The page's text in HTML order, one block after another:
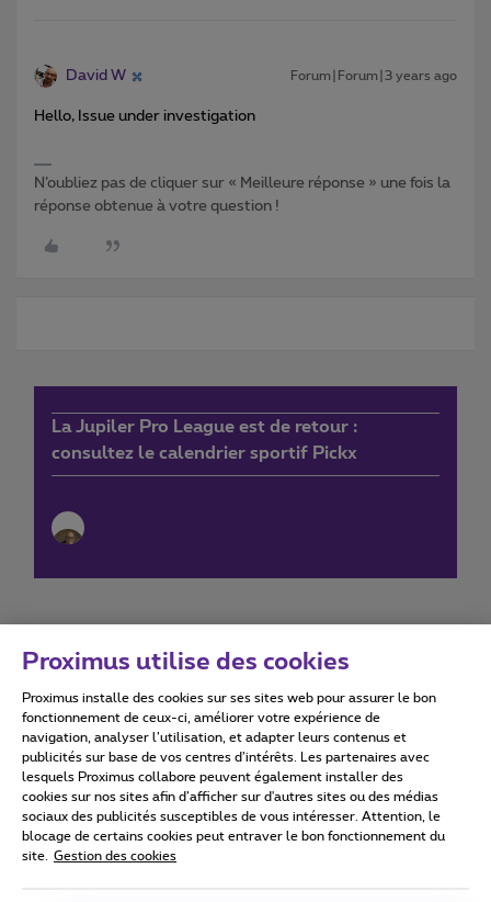
David W Forum|Forum|3 years ago
Hello, Issue under investigation
N’oubliez pas de cliquer sur « Meilleure réponse » une fois la
réponse obtenue à votre question !
La Jupiler Pro League est de retour :
consultez le calendrier sportif Pickx
Conditions d'utilisation Accessibility statement
Tous droits réservés. © 2026 Proximus
Conditions générales, info consommateur
Proximus utilise des cookies
Proximus installe des cookies sur ses sites web pour assurer le bon
fonctionnement de ceux-ci, améliorer votre expérience de
navigation, analyser l’utilisation, et adapter leurs contenus et
publicités sur base de vos centres d’intérêts. Les partenaires avec
lesquels Proximus collabore peuvent également installer des
cookies sur nos sites afin d’afficher sur d'autres sites ou des médias
sociaux des publicités susceptibles de vous intéresser. Attention, le
blocage de certains cookies peut entraver le bon fonctionnement du
site.
Gestion des cookies